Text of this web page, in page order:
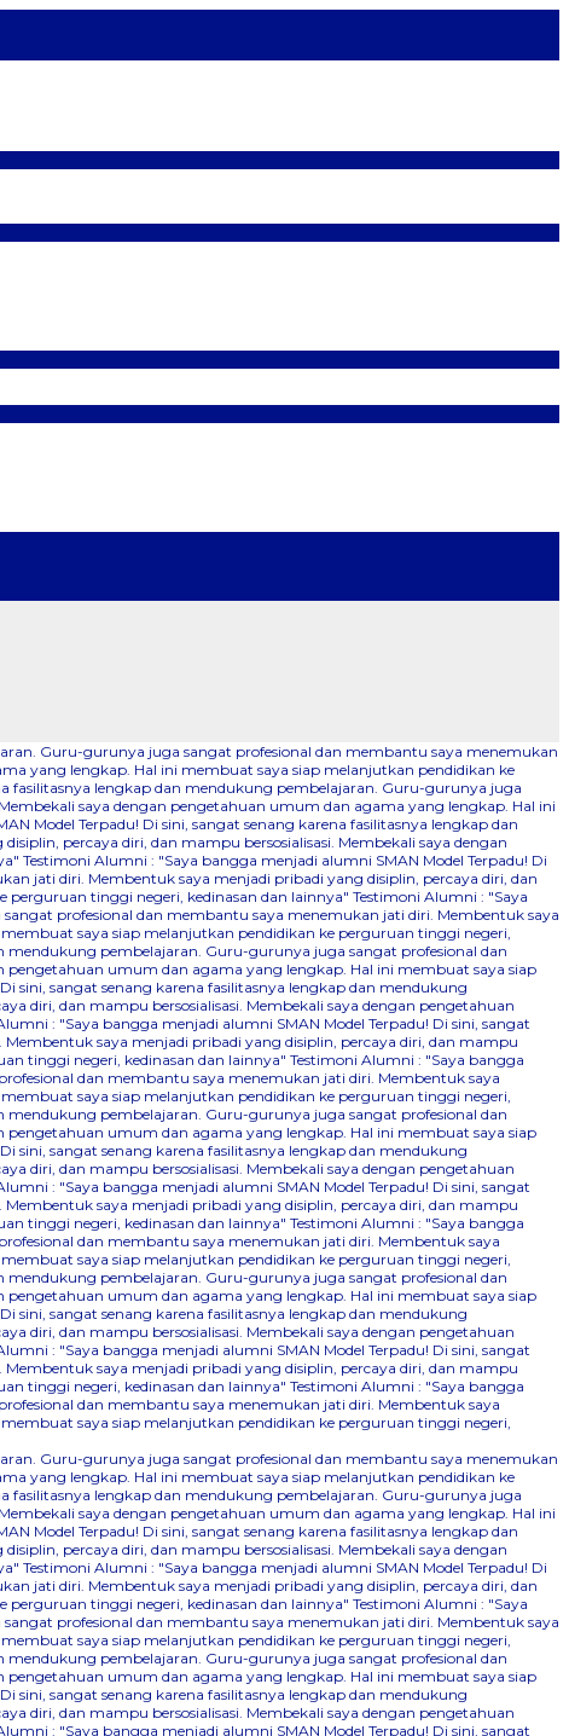
Guru-gurunya juga sangat profesional dan membantu saya menemukan
yang lengkap. Hal ini membuat saya siap melanjutkan pendidikan ke
fasilitasnya lengkap dan mendukung pembelajaran. Guru-gurunya juga
saya dengan pengetahuan umum dan agama yang lengkap. Hal ini
Model Terpadu! Di sini, sangat senang karena fasilitasnya lengkap dan
percaya diri, dan mampu bersosialisasi. Membekali saya dengan
Testimoni Alumni : "Saya bangga menjadi alumni SMAN Model Terpadu! Di
jati diri. Membentuk saya menjadi pribadi yang disiplin, percaya diri, dan
perguruan tinggi negeri, kedinasan dan lainnya" Testimoni Alumni : "Saya
profesional dan membantu saya menemukan jati diri. Membentuk saya
saya siap melanjutkan pendidikan ke perguruan tinggi negeri,
mendukung pembelajaran. Guru-gurunya juga sangat profesional dan
pengetahuan umum dan agama yang lengkap. Hal ini membuat saya siap
sini, sangat senang karena fasilitasnya lengkap dan mendukung
diri, dan mampu bersosialisasi. Membekali saya dengan pengetahuan
: "Saya bangga menjadi alumni SMAN Model Terpadu! Di sini, sangat
saya menjadi pribadi yang disiplin, percaya diri, dan mampu
tinggi negeri, kedinasan dan lainnya" Testimoni Alumni : "Saya bangga
dan membantu saya menemukan jati diri. Membentuk saya
saya siap melanjutkan pendidikan ke perguruan tinggi negeri,
mendukung pembelajaran. Guru-gurunya juga sangat profesional dan
pengetahuan umum dan agama yang lengkap. Hal ini membuat saya siap
sini, sangat senang karena fasilitasnya lengkap dan mendukung
diri, dan mampu bersosialisasi. Membekali saya dengan pengetahuan
: "Saya bangga menjadi alumni SMAN Model Terpadu! Di sini, sangat
saya menjadi pribadi yang disiplin, percaya diri, dan mampu
tinggi negeri, kedinasan dan lainnya" Testimoni Alumni : "Saya bangga
dan membantu saya menemukan jati diri. Membentuk saya
saya siap melanjutkan pendidikan ke perguruan tinggi negeri,
mendukung pembelajaran. Guru-gurunya juga sangat profesional dan
pengetahuan umum dan agama yang lengkap. Hal ini membuat saya siap
sini, sangat senang karena fasilitasnya lengkap dan mendukung
diri, dan mampu bersosialisasi. Membekali saya dengan pengetahuan
: "Saya bangga menjadi alumni SMAN Model Terpadu! Di sini, sangat
saya menjadi pribadi yang disiplin, percaya diri, dan mampu
tinggi negeri, kedinasan dan lainnya" Testimoni Alumni : "Saya bangga
dan membantu saya menemukan jati diri. Membentuk saya
saya siap melanjutkan pendidikan ke perguruan tinggi negeri,
Guru-gurunya juga sangat profesional dan membantu saya menemukan
yang lengkap. Hal ini membuat saya siap melanjutkan pendidikan ke
fasilitasnya lengkap dan mendukung pembelajaran. Guru-gurunya juga
saya dengan pengetahuan umum dan agama yang lengkap. Hal ini
Model Terpadu! Di sini, sangat senang karena fasilitasnya lengkap dan
percaya diri, dan mampu bersosialisasi. Membekali saya dengan
Testimoni Alumni : "Saya bangga menjadi alumni SMAN Model Terpadu! Di
jati diri. Membentuk saya menjadi pribadi yang disiplin, percaya diri, dan
perguruan tinggi negeri, kedinasan dan lainnya" Testimoni Alumni : "Saya
profesional dan membantu saya menemukan jati diri. Membentuk saya
saya siap melanjutkan pendidikan ke perguruan tinggi negeri,
mendukung pembelajaran. Guru-gurunya juga sangat profesional dan
pengetahuan umum dan agama yang lengkap. Hal ini membuat saya siap
sini, sangat senang karena fasilitasnya lengkap dan mendukung
diri, dan mampu bersosialisasi. Membekali saya dengan pengetahuan
: "Saya bangga menjadi alumni SMAN Model Terpadu! Di sini, sangat